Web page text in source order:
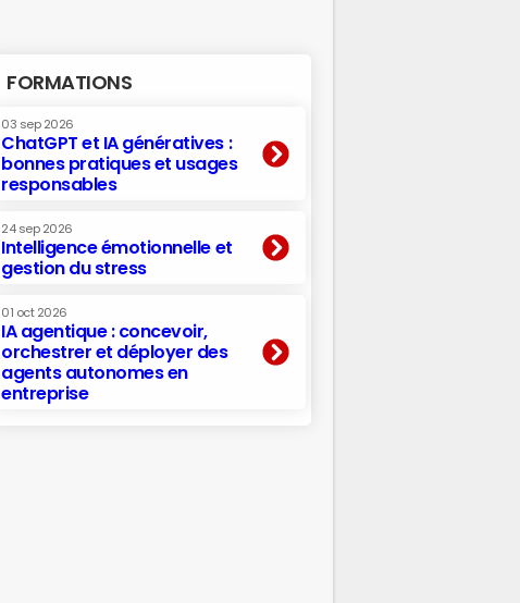
FORMATIONS
03 sep 2026
ChatGPT et IA génératives :
bonnes pratiques et usages
responsables
24 sep 2026
Intelligence émotionnelle et
gestion du stress
01 oct 2026
IA agentique : concevoir,
orchestrer et déployer des
agents autonomes en
entreprise